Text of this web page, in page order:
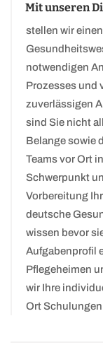
Mit unseren
stellen wir
notwendigen
Prozesses und
zuverlässigen
sind Sie nicht
Belange sowie
Teams vor Ort
Schwerpunkt
Vorbereitung
deutsche
wissen bevor
Aufgabenprofil
Pflegeheimen
wir Ihre
Ort